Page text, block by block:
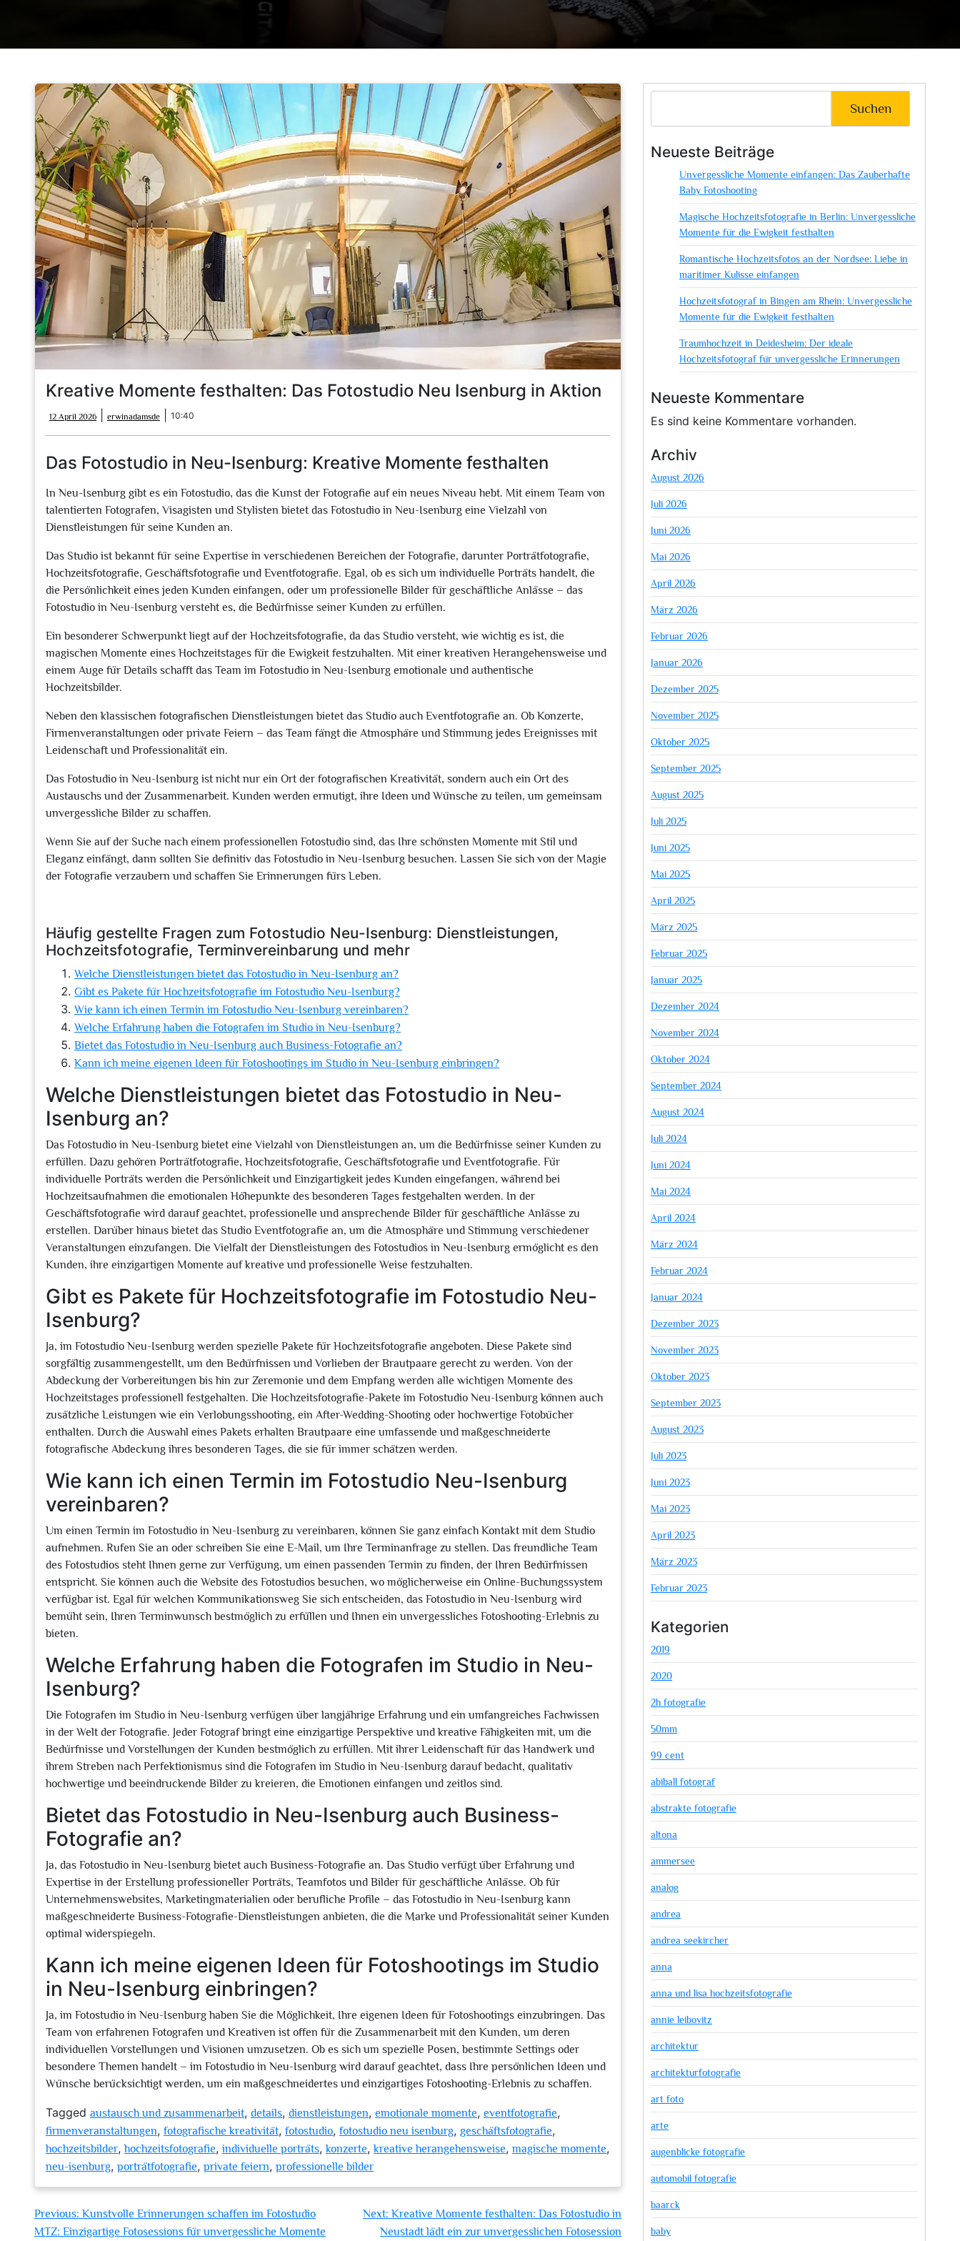
Kreative Momente festhalten: Das Fotostudio Neu Isenburg in Aktion
12 April 2026
April
2026
erwinadamsde erwinadamsde
10:40
Das Fotostudio in Neu-Isenburg: Kreative Momente festhalten
In Neu-Isenburg gibt es ein Fotostudio, das die Kunst der Fotografie auf ein neues Niveau hebt. Mit einem Team von
talentierten Fotografen, Visagisten und Stylisten bietet das Fotostudio in Neu-Isenburg eine Vielzahl von
Dienstleistungen für seine Kunden an.
Das Studio ist bekannt für seine Expertise in verschiedenen Bereichen der Fotografie, darunter Porträtfotografie,
Hochzeitsfotografie, Geschäftsfotografie und Eventfotografie. Egal, ob es sich um individuelle Porträts handelt, die
die Persönlichkeit eines jeden Kunden einfangen, oder um professionelle Bilder für geschäftliche Anlässe – das
Fotostudio in Neu-Isenburg versteht es, die Bedürfnisse seiner Kunden zu erfüllen.
Ein besonderer Schwerpunkt liegt auf der Hochzeitsfotografie, da das Studio versteht, wie wichtig es ist, die
magischen Momente eines Hochzeitstages für die Ewigkeit festzuhalten. Mit einer kreativen Herangehensweise und
einem Auge für Details schafft das Team im Fotostudio in Neu-Isenburg emotionale und authentische
Hochzeitsbilder.
Neben den klassischen fotografischen Dienstleistungen bietet das Studio auch Eventfotografie an. Ob Konzerte,
Firmenveranstaltungen oder private Feiern – das Team fängt die Atmosphäre und Stimmung jedes Ereignisses mit
Leidenschaft und Professionalität ein.
Das Fotostudio in Neu-Isenburg ist nicht nur ein Ort der fotografischen Kreativität, sondern auch ein Ort des
Austauschs und der Zusammenarbeit. Kunden werden ermutigt, ihre Ideen und Wünsche zu teilen, um gemeinsam
unvergessliche Bilder zu schaffen.
Wenn Sie auf der Suche nach einem professionellen Fotostudio sind, das Ihre schönsten Momente mit Stil und
Eleganz einfängt, dann sollten Sie definitiv das Fotostudio in Neu-Isenburg besuchen. Lassen Sie sich von der Magie
der Fotografie verzaubern und schaffen Sie Erinnerungen fürs Leben.
Häufig gestellte Fragen zum Fotostudio Neu-Isenburg: Dienstleistungen,
Hochzeitsfotografie, Terminvereinbarung und mehr
Welche Dienstleistungen bietet das Fotostudio in Neu-Isenburg an?
Gibt es Pakete für Hochzeitsfotografie im Fotostudio Neu-Isenburg?
Wie kann ich einen Termin im Fotostudio Neu-Isenburg vereinbaren?
Welche Erfahrung haben die Fotografen im Studio in Neu-Isenburg?
Bietet das Fotostudio in Neu-Isenburg auch Business-Fotografie an?
Kann ich meine eigenen Ideen für Fotoshootings im Studio in Neu-Isenburg einbringen?
Welche Dienstleistungen bietet das Fotostudio in Neu-
Isenburg an?
Das Fotostudio in Neu-Isenburg bietet eine Vielzahl von Dienstleistungen an, um die Bedürfnisse seiner Kunden zu
erfüllen. Dazu gehören Porträtfotografie, Hochzeitsfotografie, Geschäftsfotografie und Eventfotografie. Für
individuelle Porträts werden die Persönlichkeit und Einzigartigkeit jedes Kunden eingefangen, während bei
Hochzeitsaufnahmen die emotionalen Höhepunkte des besonderen Tages festgehalten werden. In der
Geschäftsfotografie wird darauf geachtet, professionelle und ansprechende Bilder für geschäftliche Anlässe zu
erstellen. Darüber hinaus bietet das Studio Eventfotografie an, um die Atmosphäre und Stimmung verschiedener
Veranstaltungen einzufangen. Die Vielfalt der Dienstleistungen des Fotostudios in Neu-Isenburg ermöglicht es den
Kunden, ihre einzigartigen Momente auf kreative und professionelle Weise festzuhalten.
Gibt es Pakete für Hochzeitsfotografie im Fotostudio Neu-
Isenburg?
Ja, im Fotostudio Neu-Isenburg werden spezielle Pakete für Hochzeitsfotografie angeboten. Diese Pakete sind
sorgfältig zusammengestellt, um den Bedürfnissen und Vorlieben der Brautpaare gerecht zu werden. Von der
Abdeckung der Vorbereitungen bis hin zur Zeremonie und dem Empfang werden alle wichtigen Momente des
Hochzeitstages professionell festgehalten. Die Hochzeitsfotografie-Pakete im Fotostudio Neu-Isenburg können auch
zusätzliche Leistungen wie ein Verlobungsshooting, ein After-Wedding-Shooting oder hochwertige Fotobücher
enthalten. Durch die Auswahl eines Pakets erhalten Brautpaare eine umfassende und maßgeschneiderte
fotografische Abdeckung ihres besonderen Tages, die sie für immer schätzen werden.
Wie kann ich einen Termin im Fotostudio Neu-Isenburg
vereinbaren?
Um einen Termin im Fotostudio in Neu-Isenburg zu vereinbaren, können Sie ganz einfach Kontakt mit dem Studio
aufnehmen. Rufen Sie an oder schreiben Sie eine E-Mail, um Ihre Terminanfrage zu stellen. Das freundliche Team
des Fotostudios steht Ihnen gerne zur Verfügung, um einen passenden Termin zu finden, der Ihren Bedürfnissen
entspricht. Sie können auch die Website des Fotostudios besuchen, wo möglicherweise ein Online-Buchungssystem
verfügbar ist. Egal für welchen Kommunikationsweg Sie sich entscheiden, das Fotostudio in Neu-Isenburg wird
bemüht sein, Ihren Terminwunsch bestmöglich zu erfüllen und Ihnen ein unvergessliches Fotoshooting-Erlebnis zu
bieten.
Welche Erfahrung haben die Fotografen im Studio in Neu-
Isenburg?
Die Fotografen im Studio in Neu-Isenburg verfügen über langjährige Erfahrung und ein umfangreiches Fachwissen
in der Welt der Fotografie. Jeder Fotograf bringt eine einzigartige Perspektive und kreative Fähigkeiten mit, um die
Bedürfnisse und Vorstellungen der Kunden bestmöglich zu erfüllen. Mit ihrer Leidenschaft für das Handwerk und
ihrem Streben nach Perfektionismus sind die Fotografen im Studio in Neu-Isenburg darauf bedacht, qualitativ
hochwertige und beeindruckende Bilder zu kreieren, die Emotionen einfangen und zeitlos sind.
Bietet das Fotostudio in Neu-Isenburg auch Business-
Fotografie an?
Ja, das Fotostudio in Neu-Isenburg bietet auch Business-Fotografie an. Das Studio verfügt über Erfahrung und
Expertise in der Erstellung professioneller Porträts, Teamfotos und Bilder für geschäftliche Anlässe. Ob für
Unternehmenswebsites, Marketingmaterialien oder berufliche Profile – das Fotostudio in Neu-Isenburg kann
maßgeschneiderte Business-Fotografie-Dienstleistungen anbieten, die die Marke und Professionalität seiner Kunden
optimal widerspiegeln.
Kann ich meine eigenen Ideen für Fotoshootings im Studio
in Neu-Isenburg einbringen?
Ja, im Fotostudio in Neu-Isenburg haben Sie die Möglichkeit, Ihre eigenen Ideen für Fotoshootings einzubringen. Das
Team von erfahrenen Fotografen und Kreativen ist offen für die Zusammenarbeit mit den Kunden, um deren
individuellen Vorstellungen und Visionen umzusetzen. Ob es sich um spezielle Posen, bestimmte Settings oder
besondere Themen handelt – im Fotostudio in Neu-Isenburg wird darauf geachtet, dass Ihre persönlichen Ideen und
Wünsche berücksichtigt werden, um ein maßgeschneidertes und einzigartiges Fotoshooting-Erlebnis zu schaffen.
Tagged austausch und zusammenarbeit, details, dienstleistungen, emotionale momente, eventfotografie,
firmenveranstaltungen, fotografische kreativität, fotostudio, fotostudio neu isenburg, geschäftsfotografie,
hochzeitsbilder,hochzeitsfotografie, individuelle porträts,konzerte,kreative herangehensweise, magische momente,
neu-isenburg, porträtfotografie, private feiern, professionelle bilder
Beitragsnavigation
Previous: Kunstvolle Erinnerungen schaffen im Fotostudio
MTZ: Einzigartige Fotosessions für unvergessliche Momente
Next: Kreative Momente festhalten: Das Fotostudio in
Neustadt lädt ein zur unvergesslichen Fotosession
Suchen
Neueste Beiträge
Unvergessliche Momente einfangen: Das Zauberhafte
Baby Fotoshooting
Magische Hochzeitsfotografie in Berlin: Unvergessliche
Momente für die Ewigkeit festhalten
Romantische Hochzeitsfotos an der Nordsee: Liebe in
maritimer Kulisse einfangen
Hochzeitsfotograf in Bingen am Rhein: Unvergessliche
Momente für die Ewigkeit festhalten
Traumhochzeit in Deidesheim: Der ideale
Hochzeitsfotograf für unvergessliche Erinnerungen
Neueste Kommentare
Es sind keine Kommentare vorhanden.
Archiv
August 2026
Juli 2026
Juni 2026
Mai 2026
April 2026
März 2026
Februar 2026
Januar 2026
Dezember 2025
November 2025
Oktober 2025
September 2025
August 2025
Juli 2025
Juni 2025
Mai 2025
April 2025
März 2025
Februar 2025
Januar 2025
Dezember 2024
November 2024
Oktober 2024
September 2024
August 2024
Juli 2024
Juni 2024
Mai 2024
April 2024
März 2024
Februar 2024
Januar 2024
Dezember 2023
November 2023
Oktober 2023
September 2023
August 2023
Juli 2023
Juni 2023
Mai 2023
April 2023
März 2023
Februar 2023
Kategorien
2019
2020
2h fotografie
50mm
99 cent
abiball fotograf
abstrakte fotografie
altona
ammersee
analog
andrea
andrea seekircher
anna
anna und lisa hochzeitsfotografie
annie leibovitz
architektur
architekturfotografie
art foto
arte
augenblicke fotografie
automobil fotografie
baarck
baby